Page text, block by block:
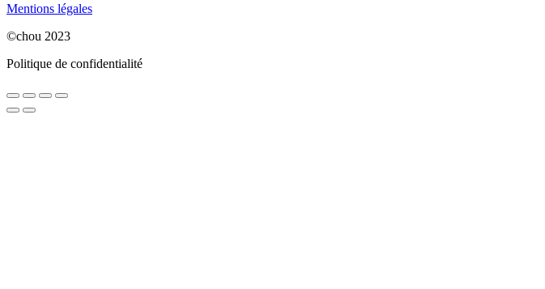
Mentions légales
©chou 2023
Politique de confidentialité